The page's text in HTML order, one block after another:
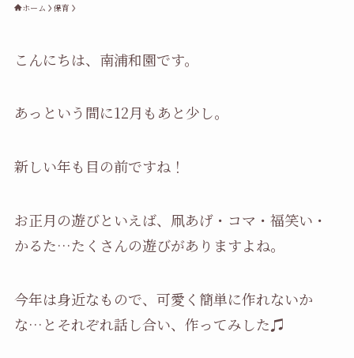
ホーム 保育
こんにちは、南浦和園です。
あっという間に12月もあと少し。
新しい年も目の前ですね！
お正月の遊びといえば、凧あげ・コマ・福笑い・
かるた…たくさんの遊びがありますよね。
今年は身近なもので、可愛く簡単に作れないか
な…とそれぞれ話し合い、作ってみした♫